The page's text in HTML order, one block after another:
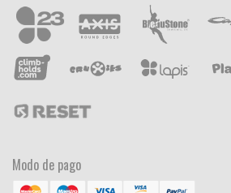
Modo de pago